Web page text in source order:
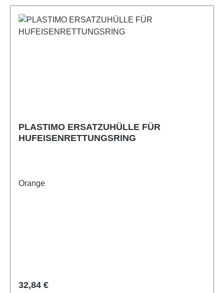
PLASTIMO ERSATZUHÜLLE FÜR
HUFEISENRETTUNGSRING
Orange
Regulärer Preis:
32,84 €